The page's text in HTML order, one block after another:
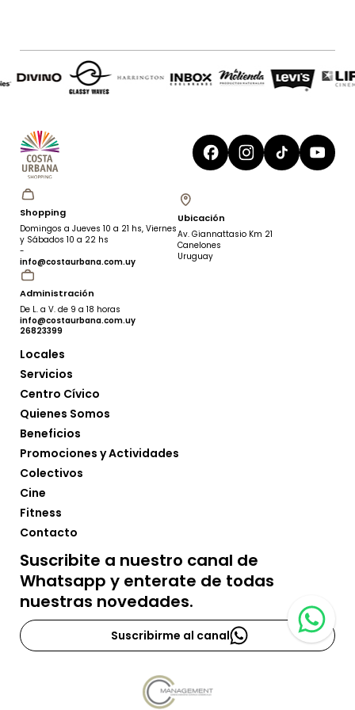
Shopping
Domingos a Jueves 10 a 21 hs, Viernes
y Sábados 10 a 22 hs
-
info@costaurbana.com.uy
Administración
De L. a V. de 9 a 18 horas
info@costaurbana.com.uy
26823399
Ubicación
Av. Giannattasio Km 21
Canelones
Uruguay
Locales
Servicios
Centro Cívico
Quienes Somos
Beneficios
Promociones y Actividades
Colectivos
Cine
Fitness
Contacto
Suscribite a nuestro canal de
Whatsapp y enterate de todas
nuestras novedades.
Suscribirme al canal